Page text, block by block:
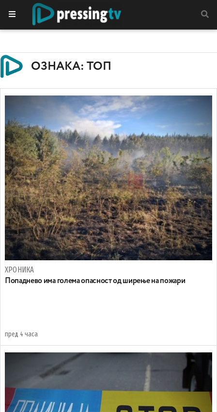
ОЗНАКА: ТОП
ХРОНИКА
Попаднево има голема опасност од ширење на пожари
пред 4 часа